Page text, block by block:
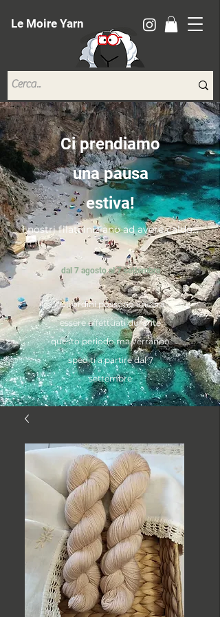
Le Moire Yarn
Ci prendiamo
una pausa
estiva!
I nostri filati iniziano ad avere caldo...
dal 7 agosto al 7 settembre
*Gli ordini possono ancora
essere effettuati durante
questo periodo ma verranno
spediti a partire dal 7
settembre